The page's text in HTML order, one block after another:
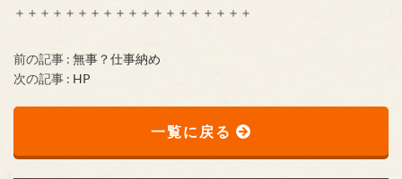
＋＋＋＋＋＋＋＋＋＋＋＋＋＋＋＋＋＋＋
前の記事 : 無事？仕事納め
次の記事 : HP
一覧に戻る